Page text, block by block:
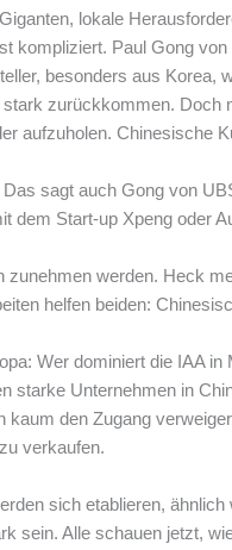
lokale
kompliziert. Paul Gong
besonders aus
zurückkommen.
aufzuholen. Chinesische
sagt auch Gong von
dem Start-up Xpeng oder
werden. Heck
helfen beiden:
Wer dominiert die IAA in
starke Unternehmen in
den Zugang
verkaufen.
sich etablieren,
sein. Alle schauen jetzt,